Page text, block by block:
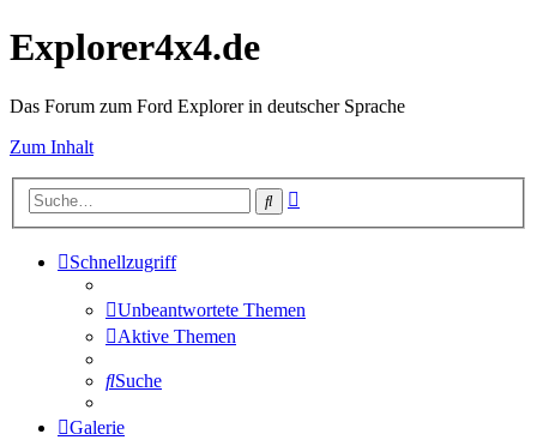
Explorer4x4.de
Das Forum zum Ford Explorer in deutscher Sprache
Zum Inhalt
Suche
Schnellzugriff
Unbeantwortete Themen
Aktive Themen
Suche
Galerie